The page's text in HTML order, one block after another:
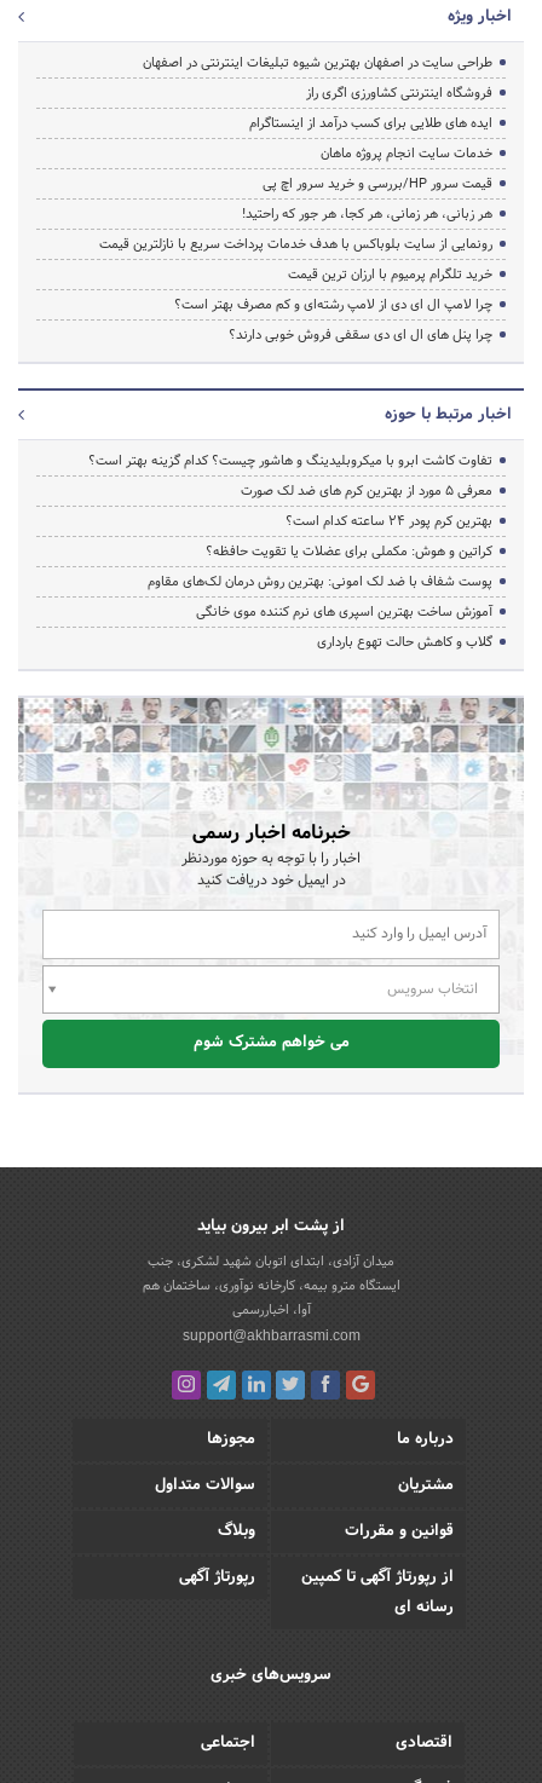
اخبار ویژه
طراحی سایت در اصفهان بهترین شیوه تبلیغات اینترنتی در اصفهان
فروشگاه اینترنتی کشاورزی اگری راز
ایده های طلایی برای کسب درآمد از اینستاگرام
خدمات سایت انجام پروژه ماهان
قیمت سرور HP/بررسی و خرید سرور اچ پی
هر زبانی، هر زمانی، هر کجا، هر جور که راحتید!
رونمایی از سایت بلوباکس با هدف خدمات پرداخت سریع با نازلترین قیمت
خرید تلگرام پرمیوم با ارزان ترین قیمت
چرا لامپ ال ای دی از لامپ رشته‌ای و کم مصرف بهتر است؟
چرا پنل های ال ای دی سقفی فروش خوبی دارند؟
اخبار مرتبط با حوزه
تفاوت کاشت ابرو با میکروبلیدینگ و هاشور چیست؟ کدام گزینه بهتر است؟
معرفی 5 مورد از بهترین کرم های ضد لک صورت
بهترین کرم پودر 24 ساعته کدام است؟
کراتین و هوش: مکملی برای عضلات یا تقویت حافظه؟
پوست شفاف با ضد لک امونی: بهترین روش درمان لک‌های مقاوم
آموزش ساخت بهترین اسپری های نرم‌ کننده موی خانگی
گلاب و کاهش حالت تهوع بارداری
خبرنامه اخبار رسمی
اخبار را با توجه به حوزه موردنظر
در ایمیل خود دریافت کنید
انتخاب سرویس
می خواهم مشترک شوم
از پشت ابر بیرون بیاید
میدان آزادی، ابتدای اتوبان شهید لشکری، جنب
ایستگاه مترو بیمه، کارخانه نوآوری، ساختمان هم
آوا، اخباررسمی
support@akhbarrasmi.com
درباره ما
مجوزها
مشتریان
سوالات متداول
قوانین و مقررات
وبلاگ
از رپورتاژ آگهی تا کمپین
رسانه ای
رپورتاژ آگهی
سرویس‌های خبری
اقتصادی
اجتماعی